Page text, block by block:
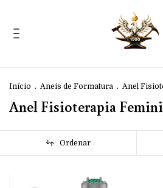
Início . Aneis de Formatura . Anel
Anel Fisioterapia
Ordenar